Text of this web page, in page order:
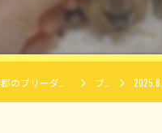
ブログ 2025.8.27